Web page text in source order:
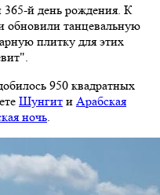
й день рождения. К
обновили танцевальную
плитку для этих
950 квадратных
Шунгит и Арабская
ночь